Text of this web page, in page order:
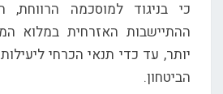
כי בניגוד למוסכמה
ההתיישבות האזרחית במלוא
יותר, עד כדי תנאי הכרחי
הביטחון.